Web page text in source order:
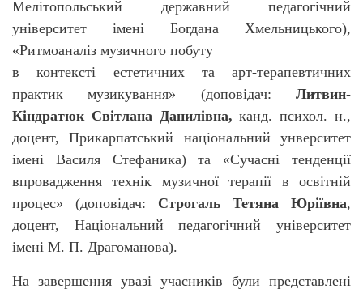
Мелітопольський державний педагогічний
університет імені Богдана Хмельницького),
«Ритмоаналіз музичного побуту
в контексті естетичних та арт-терапевтичних
практик музикування» (доповідач: Литвин-
Кіндратюк Світлана Данилівна,канд. психол. н.,
доцент, Прикарпатський національний унверситет
імені Василя Стефаника) та «Сучасні тенденції
впровадження технік музичної терапії в освітній
процес» (доповідач: Строгаль Тетяна Юріївна,
доцент, Національний педагогічний університет
імені М. П. Драгоманова).
На завершення увазі учасників були представлені